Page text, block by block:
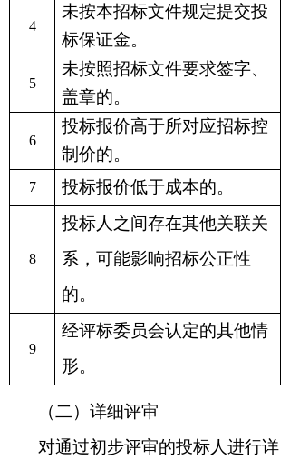
4
未按本招标文件规定提交投
标保证金。
5
未按照招标文件要求签字、
盖章的。
6
投标报价高于所对应招标控
制价的。
7 投标报价低于成本的。
8
投标人之间存在其他关联关
系，可能影响招标公正性
的。
9
经评标委员会认定的其他情
形。
（二）详细评审
对通过初步评审的投标人进行详